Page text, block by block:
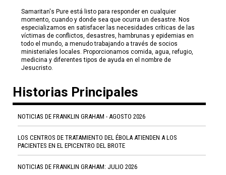
Samaritan's Pure está listo para responder en cualquier
momento, cuando y donde sea que ocurra un desastre. Nos
especializamos en satisfacer las necesidades críticas de las
víctimas de conflictos, desastres, hambrunas y epidemias en
todo el mundo, a menudo trabajando a través de socios
ministeriales locales. Proporcionamos comida, agua, refugio,
medicina y diferentes tipos de ayuda en el nombre de
Jesucristo.
Historias Principales
NOTICIAS DE FRANKLIN GRAHAM - AGOSTO 2026
LOS CENTROS DE TRATAMIENTO DEL ÉBOLA ATIENDEN A LOS
PACIENTES EN EL EPICENTRO DEL BROTE
NOTICIAS DE FRANKLIN GRAHAM: JULIO 2026